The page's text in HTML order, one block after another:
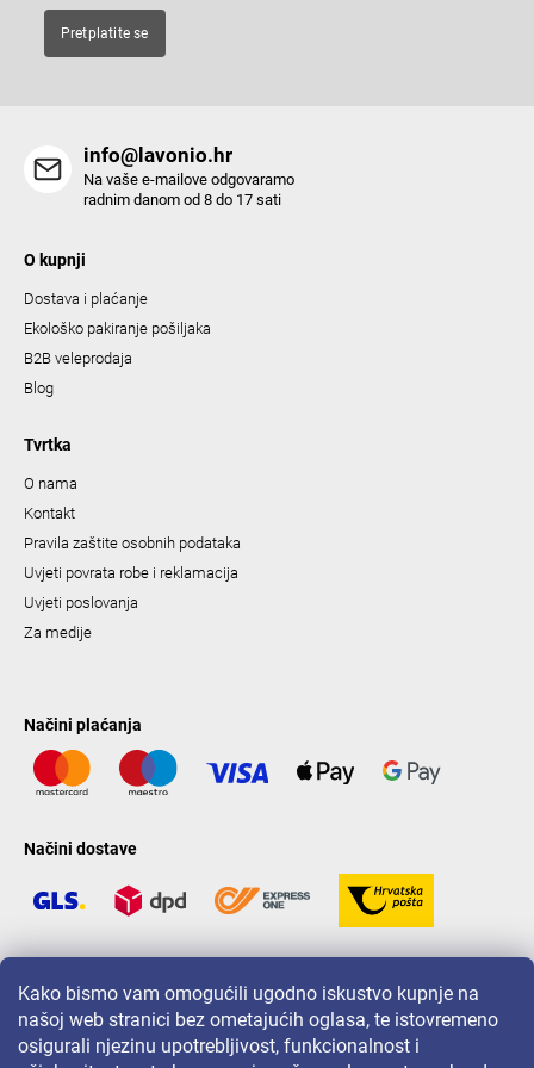
Kako bismo vam omogućili ugodno iskustvo kupnje na
našoj web stranici bez ometajućih oglasa, te istovremeno
osigurali njezinu upotrebljivost, funkcionalnost i
Pretplatite se
info@lavonio.hr
Na vaše e-mailove odgovaramo
radnim danom od 8 do 17 sati
O kupnji
Dostava i plaćanje
Ekološko pakiranje pošiljaka
B2B veleprodaja
Blog
Tvrtka
O nama
Kontakt
Pravila zaštite osobnih podataka
Uvjeti povrata robe i reklamacija
Uvjeti poslovanja
Za medije
Načini plaćanja
Načini dostave